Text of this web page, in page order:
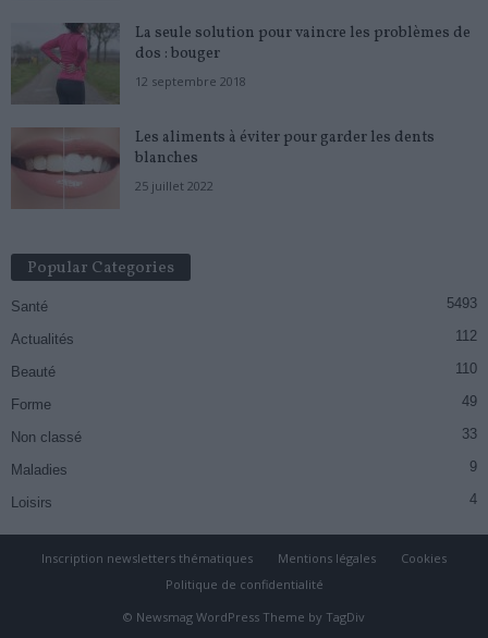
La seule solution pour vaincre les problèmes de
dos : bouger
12 septembre 2018
Les aliments à éviter pour garder les dents
blanches
25 juillet 2022
Popular Categories
Santé 5493
Actualités 112
Beauté 110
Forme 49
Non classé 33
Maladies 9
Loisirs 4
Inscription newsletters thématiques Mentions légales
Cookies
Politique de confidentialité
© Newsmag WordPress Theme by TagDiv